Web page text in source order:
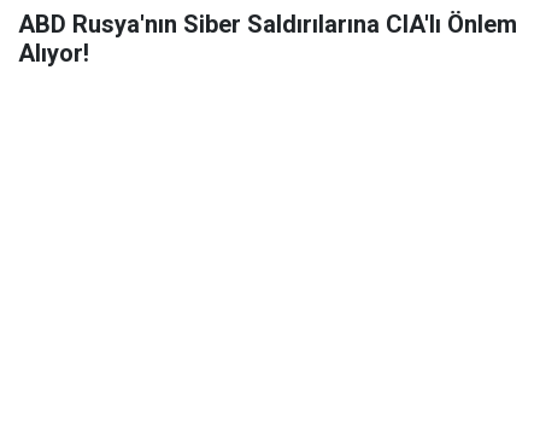
ABD Rusya'nın Siber Saldırılarına CIA'lı Önlem
Alıyor!